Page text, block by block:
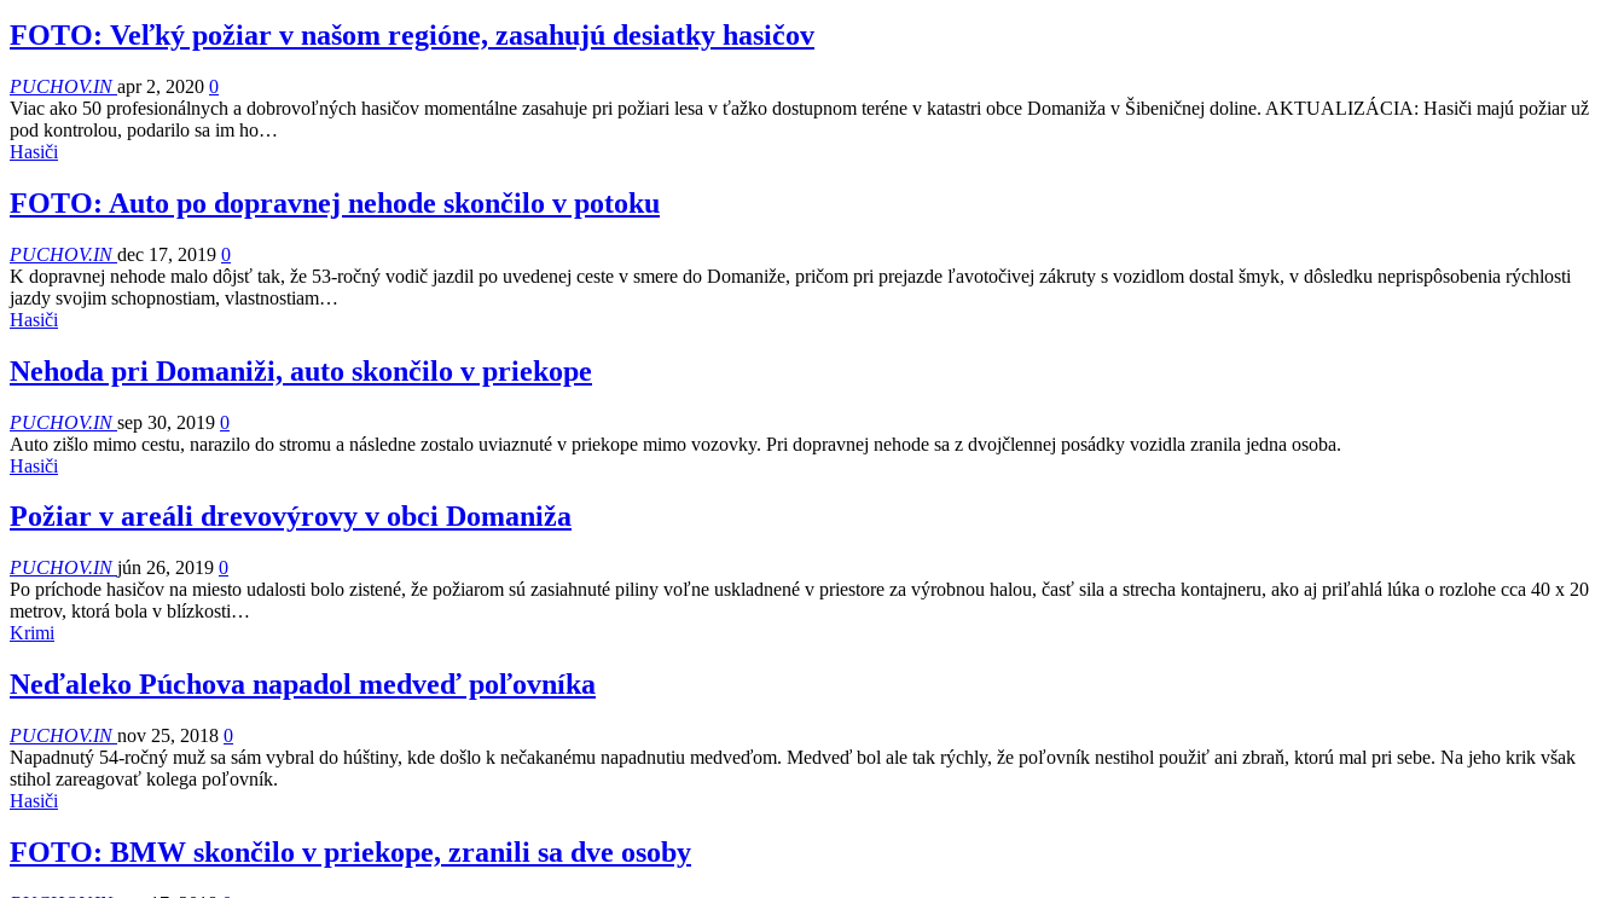
FOTO: Veľký požiar v našom regióne, zasahujú desiatky hasičov
PUCHOV.INapr 2, 2020 0
Viac ako 50 profesionálnych a dobrovoľných hasičov momentálne zasahuje pri požiari lesa v ťažko dostupnom teréne v katastri obce Domaniža v Šibeničnej doline. AKTUALIZÁCIA: Hasiči majú požiar už
pod kontrolou, podarilo sa im ho…
Hasiči
FOTO: Auto po dopravnej nehode skončilo v potoku
PUCHOV.INdec 17, 2019 0
K dopravnej nehode malo dôjsť tak, že 53-ročný vodič jazdil po uvedenej ceste v smere do Domaniže, pričom pri prejazde ľavotočivej zákruty s vozidlom dostal šmyk, v dôsledku neprispôsobenia rýchlosti
jazdy svojim schopnostiam, vlastnostiam…
Hasiči
Nehoda pri Domaniži, auto skončilo v priekope
PUCHOV.INsep 30, 2019 0
Auto zišlo mimo cestu, narazilo do stromu a následne zostalo uviaznuté v priekope mimo vozovky. Pri dopravnej nehode sa z dvojčlennej posádky vozidla zranila jedna osoba.
Hasiči
Požiar v areáli drevovýrovy v obci Domaniža
PUCHOV.INjún 26, 2019 0
Po príchode hasičov na miesto udalosti bolo zistené, že požiarom sú zasiahnuté piliny voľne uskladnené v priestore za výrobnou halou, časť sila a strecha kontajneru, ako aj priľahlá lúka o rozlohe cca 40 x 20
metrov, ktorá bola v blízkosti…
Krimi
Neďaleko Púchova napadol medveď poľovníka
PUCHOV.INnov 25, 2018 0
Napadnutý 54-ročný muž sa sám vybral do húštiny, kde došlo k nečakanému napadnutiu medveďom. Medveď bol ale tak rýchly, že poľovník nestihol použiť ani zbraň, ktorú mal pri sebe. Na jeho krik však
stihol zareagovať kolega poľovník.
Hasiči
FOTO: BMW skončilo v priekope, zranili sa dve osoby